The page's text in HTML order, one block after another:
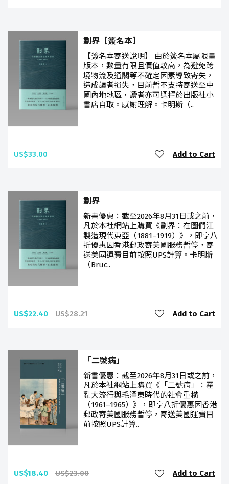
劃界【簽名本】
【簽名本寄送說明】 由於簽名本屬限量
版本，數量有限且價值較高，為避免跨
境物流及通關等不確定因素導致寄失，
造成讀者損失，目前暫不支持寄送至中
國內地地區，讀者亦可選擇於出版社小
書店自取。感謝理解。卡明斯（..
US$33.00 Add to Cart
劃界
新書優惠：截至2026年8月31日或之前，
凡於本社網站上購買《劃界：在圖們江
製造現代東亞（1881–1919）》，即享八
折優惠因香港郵政寄美國服務暫停，寄
送美國運費目前按照UPS計算。卡明斯
（Bruc..
US$22.40 US$28.21 Add to Cart
「二號病」
新書優惠：截至2026年8月31日或之前，
凡於本社網站上購買《「二號病」：霍
亂大流行與毛澤東時代的社會重構
（1961–1965）》，即享八折優惠因香港
郵政寄美國服務暫停，寄送美國運費目
前按照UPS計算..
US$18.40 US$23.00 Add to Cart